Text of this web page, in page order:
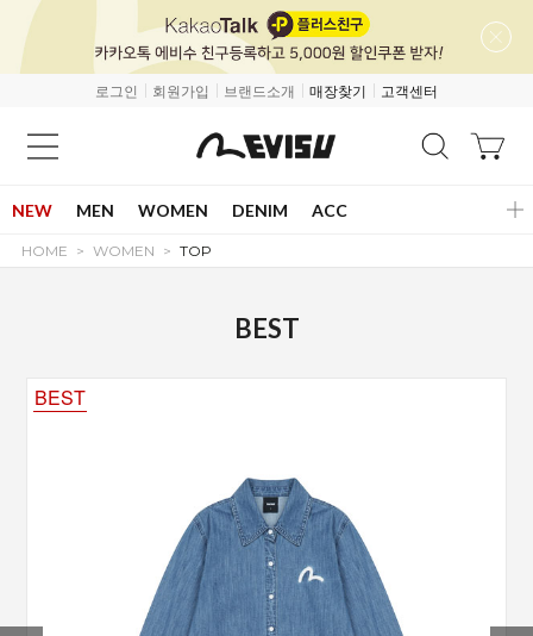
로그인 회원가입 브랜드소개 매장찾기 고객센터
NEW MEN WOMEN DENIM ACC
HOME WOMEN TOP
BEST
BEST